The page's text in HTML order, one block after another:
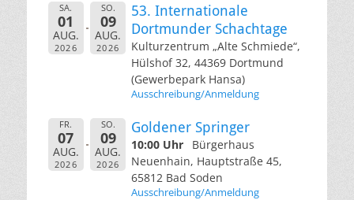
SA.
01
AUG.
2026
SO.
09
AUG.
2026
53. Internationale
Dortmunder Schachtage
Kulturzentrum „Alte Schmiede“,
Hülshof 32, 44369 Dortmund
(Gewerbepark Hansa)
Ausschreibung/Anmeldung
FR.
07
AUG.
2026
SO.
09
AUG.
2026
Goldener Springer
10:00 Uhr
Bürgerhaus
Neuenhain, Hauptstraße 45,
65812 Bad Soden
Ausschreibung/Anmeldung